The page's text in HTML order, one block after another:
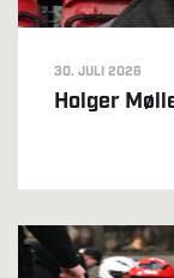
30. JULI 2026
Holger